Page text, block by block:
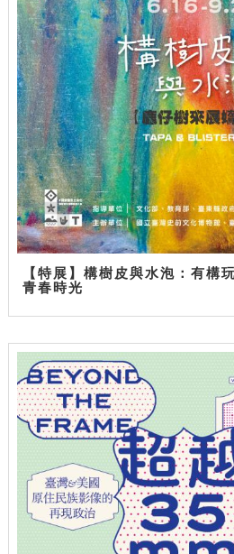
【特展】構樹皮與水泡：有構
青春時光